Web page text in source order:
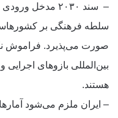
– سند ۲۰۳۰
سلطه فرهنگی بر
صورت می‌پذیرد. فراموش
بین‌المللی بازوهای
هستند.
– ایران ملزم می‌شود